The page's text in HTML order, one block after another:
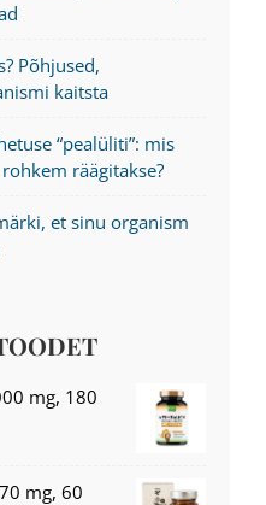
Põhjused,
kaitsta
“pealüliti”: mis
räägitakse?
et sinu organism
mg, 180
mg, 60